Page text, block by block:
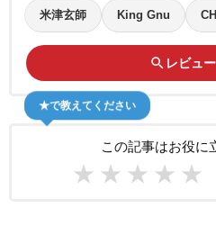
米津玄師 King Gnu
search レビュ
この記事はお役に
★ ★ ★ ★ ★
★で教えてください